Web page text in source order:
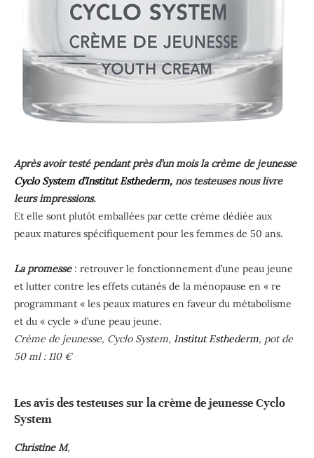
Après avoir testé pendant près d’un mois la crème de jeunesse
Cyclo System d’Institut Esthederm, nos testeuses nous livre
leurs impressions.
Et elle sont plutôt emballées par cette crème dédiée aux
peaux matures spécifiquement pour les femmes de 50 ans.
La promesse: retrouver le fonctionnement d’une peau jeune
et lutter contre les effets cutanés de la ménopause en « re
programmant « les peaux matures en faveur du métabolisme
et du « cycle » d’une peau jeune.
Crème de jeunesse, Cyclo System, Institut Esthederm, pot de
50 ml : 110 €
Les avis des testeuses sur la crème de jeunesse Cyclo
System
Christine M,